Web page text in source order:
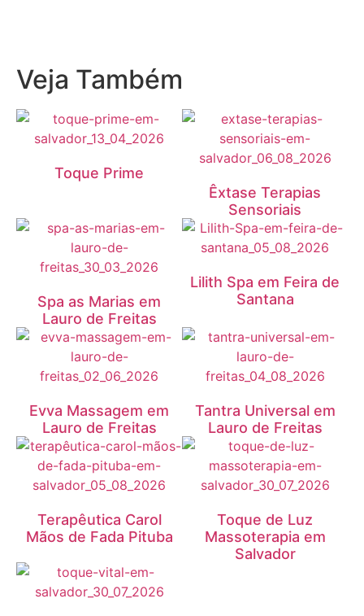
Veja Também
Toque Prime
Êxtase Terapias
Sensoriais
Spa as Marias em
Lauro de Freitas
Lilith Spa em Feira de
Santana
Evva Massagem em
Lauro de Freitas
Tantra Universal em
Lauro de Freitas
Terapêutica Carol
Mãos de Fada Pituba
Toque de Luz
Massoterapia em
Salvador